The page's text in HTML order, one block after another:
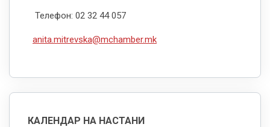
Телефон: 02 32 44 057
anita.mitrevska@mchamber.mk
КАЛЕНДАР НА НАСТАНИ